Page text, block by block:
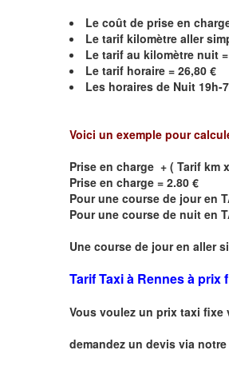
Le coût de prise en
Le tarif kilomètre aller
Le tarif au kilomètre nuit =
Le tarif horaire = 26,80 €
Les horaires de Nuit 19h-
Voici un exemple pour
Prise en charge + ( Tarif km
Prise en charge = 2.80 €
Pour une course de jour en
Pour une course de nuit en
Une course de jour en aller
Tarif Taxi à Rennes à prix
Vous voulez un prix taxi fixe
demandez un devis via